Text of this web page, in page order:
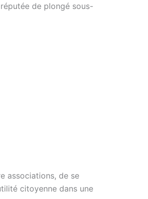
de plongé sous-
associations, de se
citoyenne dans une